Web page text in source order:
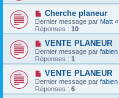
Cherche planeur
Dernier message par Matt «
Réponses : 10
VENTE PLANEUR
Dernier message par fabien
Réponses : 1
VENTE PLANEUR
Dernier message par fabien
Réponses : 6